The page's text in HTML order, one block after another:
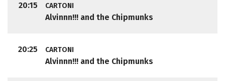
20:15 CARTONI
Alvinnn!!! and the Chipmunks
20:25 CARTONI
Alvinnn!!! and the Chipmunks